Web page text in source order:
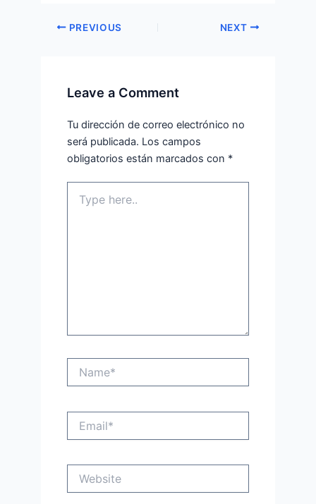
PREVIOUS NEXT
Leave a Comment
Tu dirección de correo electrónico no
será publicada. Los campos
obligatorios están marcados con *
here..